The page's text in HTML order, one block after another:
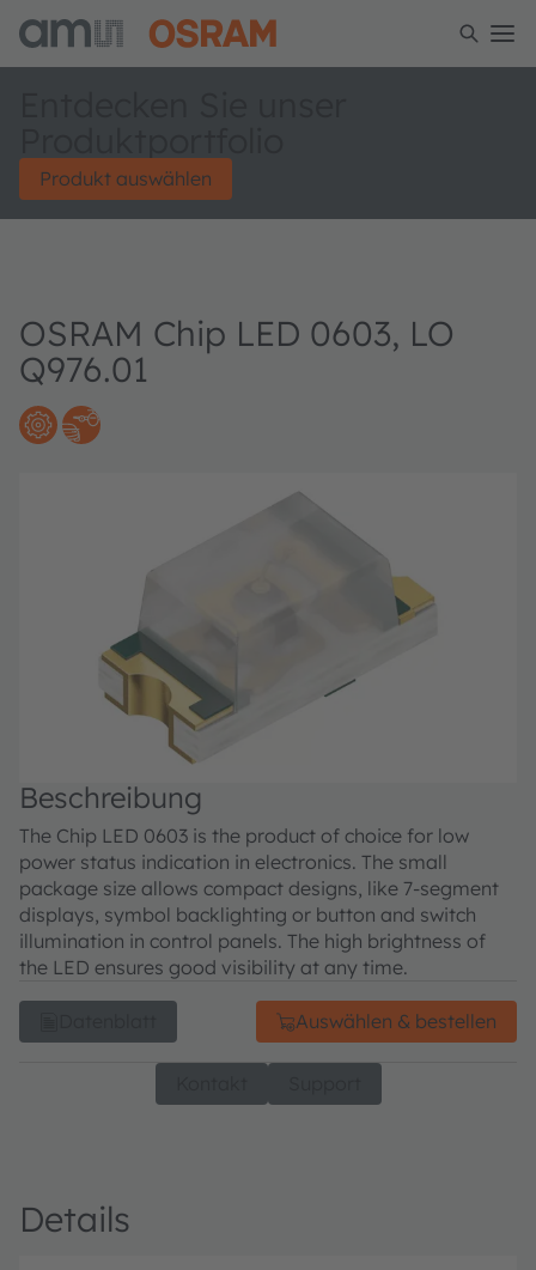
Produkt auswählen
OSRAM Chip LED 0603, LO
Q976.01
Beschreibung
The Chip LED 0603 is the product of choice for low
power status indication in electronics. The small
package size allows compact designs, like 7-segment
displays, symbol backlighting or button and switch
illumination in control panels. The high brightness of
the LED ensures good visibility at any time.
Auswählen & bestellen
Details